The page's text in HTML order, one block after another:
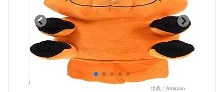
出典： Amazon